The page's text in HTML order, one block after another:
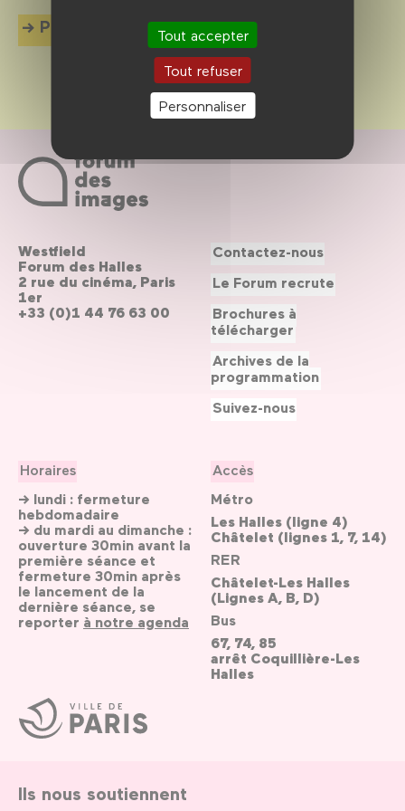
Tout accepter
Tout refuser
Personnaliser
Plus d'info
Ville
de
Paris
Westfield
Forum des Halles
2 rue du cinéma, Paris
1er
+33 (0)1 44 76 63 00
Horaires
→ lundi : fermeture
hebdomadaire
→ du mardi au dimanche :
ouverture 30min avant la
première séance et
fermeture 30min après
le lancement de la
dernière séance, se
reporter à notre agenda
Accès
Métro
Les Halles (ligne 4)
Châtelet (lignes 1, 7, 14)
RER
Châtelet-Les Halles
(Lignes A, B, D)
Bus
67, 74, 85
arrêt Coquillière-Les
Halles
Contactez-nous
Le Forum recrute
Brochures à
télécharger
Archives de la
programmation
Suivez-nous
Ils nous soutiennent